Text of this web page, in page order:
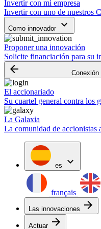
Invertir con mi empresa
Invertir con uno de nuestros
Como innovador keyboard_arrow_down
Proponer una innovación
Solicite financiación para su
arrow_backward Conexión
El accionariado
Su cuartel general contra los
La Galaxia
La comunidad de accionistas
es expand_more
français
Las innovaciones arrow_forward
Actuar arrow_forward